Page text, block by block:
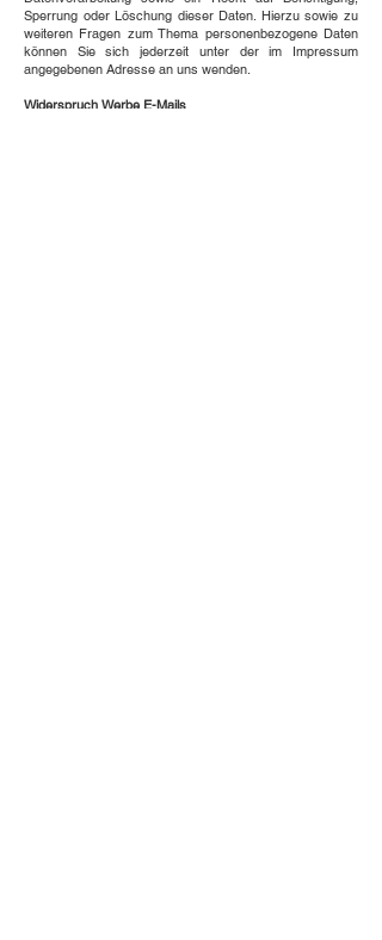
Sperrung oder Löschung dieser Daten. Hierzu sowie zu
weiteren Fragen zum Thema personenbezogene Daten
können Sie sich jederzeit unter der im Impressum
angegebenen Adresse an uns wenden.
Widerspruch Werbe E-Mails